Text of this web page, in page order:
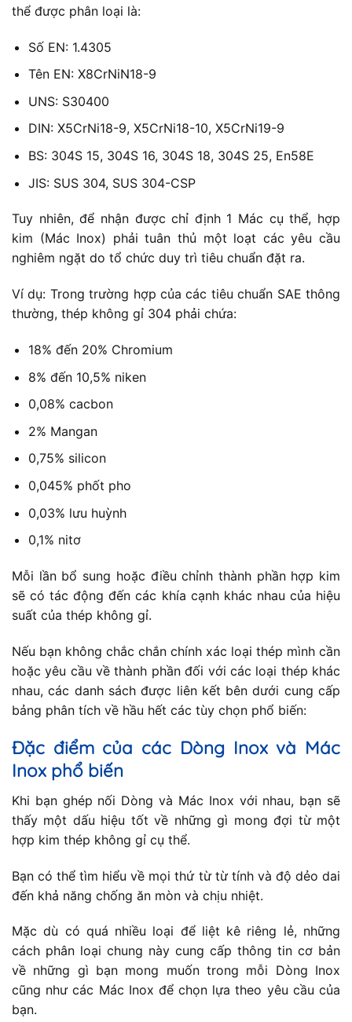
thể được phân loại là:
Số EN: 1.4305
Tên EN: X8CrNiN18-9
UNS: S30400
DIN: X5CrNi18-9, X5CrNi18-10, X5CrNi19-9
BS: 304S 15, 304S 16, 304S 18, 304S 25, En58E
JIS: SUS 304, SUS 304-CSP
Tuy nhiên, để nhận được chỉ định 1 Mác cụ thể, hợp
kim (Mác Inox) phải tuân thủ một loạt các yêu cầu
nghiêm ngặt do tổ chức duy trì tiêu chuẩn đặt ra.
Ví dụ: Trong trường hợp của các tiêu chuẩn SAE thông
thường, thép không gỉ 304 phải chứa:
18% đến 20% Chromium
8% đến 10,5% niken
0,08% cacbon
2% Mangan
0,75% silicon
0,045% phốt pho
0,03% lưu huỳnh
0,1% nitơ
Mỗi lần bổ sung hoặc điều chỉnh thành phần hợp kim
sẽ có tác động đến các khía cạnh khác nhau của hiệu
suất của thép không gỉ.
Nếu bạn không chắc chắn chính xác loại thép mình cần
hoặc yêu cầu về thành phần đối với các loại thép khác
nhau, các danh sách được liên kết bên dưới cung cấp
bảng phân tích về hầu hết các tùy chọn phổ biến:
Đặc điểm của các Dòng Inox và Mác
Inox phổ biến
Khi bạn ghép nối Dòng và Mác Inox với nhau, bạn sẽ
thấy một dấu hiệu tốt về những gì mong đợi từ một
hợp kim thép không gỉ cụ thể.
Bạn có thể tìm hiểu về mọi thứ từ từ tính và độ dẻo dai
đến khả năng chống ăn mòn và chịu nhiệt.
Mặc dù có quá nhiều loại để liệt kê riêng lẻ, những
cách phân loại chung này cung cấp thông tin cơ bản
về những gì bạn mong muốn trong mỗi Dòng Inox
cũng như các Mác Inox để chọn lựa theo yêu cầu của
bạn.